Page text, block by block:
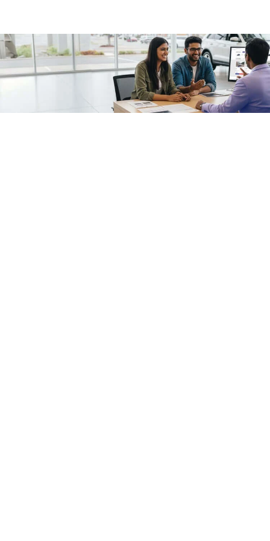
/fragments/plp-details